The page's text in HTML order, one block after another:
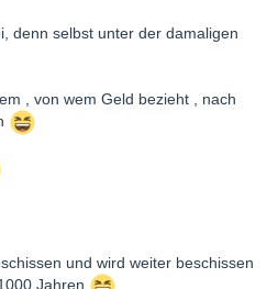
denn selbst unter der damaligen
, von wem Geld bezieht , nach
und wird weiter beschissen
Jahren